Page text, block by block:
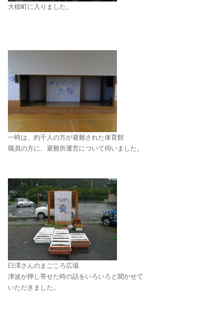
大槌町に入りました。
一時は、約千人の方が避難された体育館
職員の方に、避難所運営について伺いました。
臼澤さんのまごころ広場
津波が押し寄せた時の話をいろいろと聞かせて
いただきました。